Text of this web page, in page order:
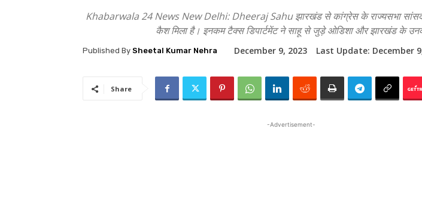
Khabarwala 24 News New Delhi: Dheeraj Sahu झारखंड से कांग्रेस के राज्यसभा सांसद
कैश मिला है। इनकम टैक्स डिपार्टमेंट ने साहू से जुड़े ओडिशा और झारखंड के उनके
Published By Sheetal Kumar Nehra December 9, 2023 Last Update: December
Share
-Advertisement-